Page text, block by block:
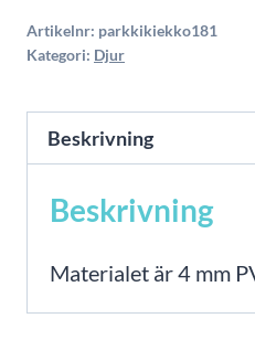
Artikelnr: parkkikiekko181
Kategori: Djur
Beskrivning
Beskrivning
Materialet är 4 mm